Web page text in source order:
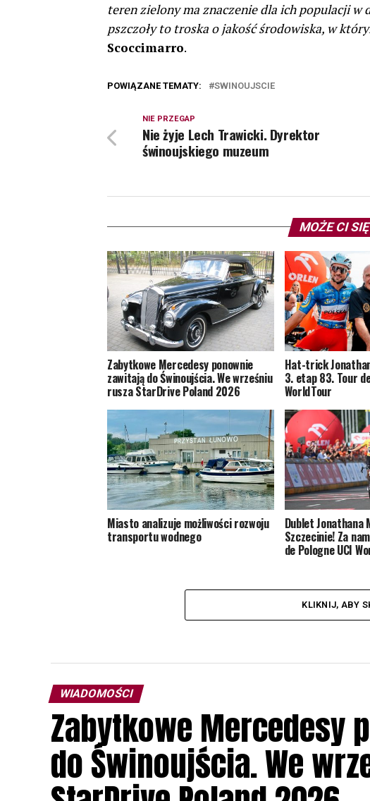
teren zielony ma znaczenie dla ich populacji w
pszczoły to troska o jakość środowiska, w
Scoccimarro.
POWIĄZANE TEMATY: SWINOUJSCIE
NIE PRZEGAP
Nie żyje Lech Trawicki. Dyrektor
świnoujskiego muzeum
MOŻE CI
Zabytkowe Mercedesy ponownie
zawitają do Świnoujścia. We wrześniu
rusza StarDrive Poland 2026
Hat-trick
3. etap 83. Tour
WorldTour
Miasto analizuje możliwości rozwoju
transportu wodnego
Dublet Jonathana
Szczecinie! Za
de Pologne UCI
KLIKNIJ, ABY
WIADOMOŚCI
Zabytkowe Mercedesy
do Świnoujścia. We